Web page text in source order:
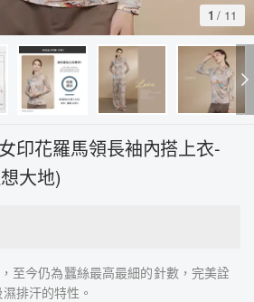
1 / 11
印花羅馬領長袖內搭上衣-
大地)
至今仍為蠶絲最高最細的針數，完美詮
排汗的特性。